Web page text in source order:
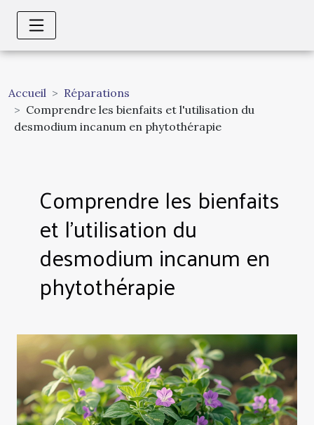
Accueil
Réparations
Comprendre les bienfaits et l'utilisation du
desmodium incanum en phytothérapie
Comprendre les bienfaits
et l'utilisation du
desmodium incanum en
phytothérapie